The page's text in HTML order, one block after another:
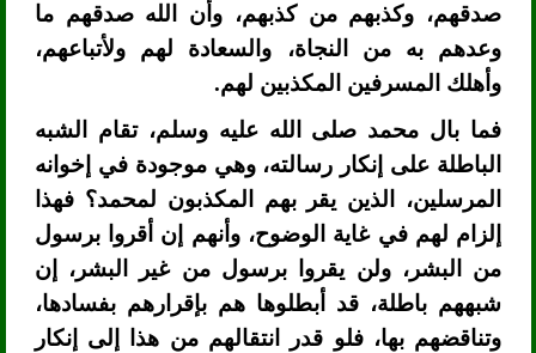
صدقهم، وكذبهم من كذبهم، وأن الله صدقهم ما
وعدهم به من النجاة، والسعادة لهم ولأتباعهم،
وأهلك المسرفين المكذبين لهم.
فما بال محمد صلى الله عليه وسلم، تقام الشبه
الباطلة على إنكار رسالته، وهي موجودة في إخوانه
المرسلين، الذين يقر بهم المكذبون لمحمد؟ فهذا
إلزام لهم في غاية الوضوح، وأنهم إن أقروا برسول
من البشر، ولن يقروا برسول من غير البشر، إن
شبههم باطلة، قد أبطلوها هم بإقرارهم بفسادها،
وتناقضهم بها، فلو قدر انتقالهم من هذا إلى إنكار